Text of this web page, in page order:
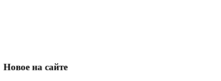
Новое на сайте